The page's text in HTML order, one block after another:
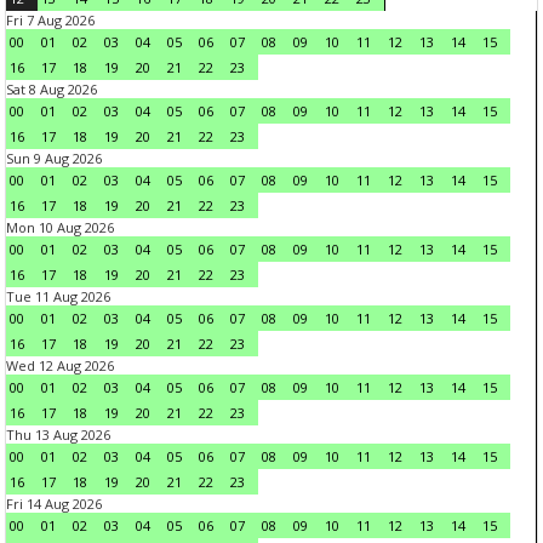
Fri 7 Aug 2026
00
01 02 03 04 05 06 07 08 09 10 11 12 13 14
15
16
17 18 19 20 21 22
23
Sat 8 Aug 2026
00
01 02 03 04 05 06 07 08 09 10 11 12 13 14
15
16
17 18 19 20 21 22
23
Sun 9 Aug 2026
00
01 02 03 04 05 06 07 08 09 10 11 12 13 14
15
16
17 18 19 20 21 22
23
Mon 10 Aug 2026
00
01 02 03 04 05 06 07 08 09 10 11 12 13 14
15
16
17 18 19 20 21 22
23
Tue 11 Aug 2026
00
01 02 03 04 05 06 07 08 09 10 11 12 13 14
15
16
17 18 19 20 21 22
23
Wed 12 Aug 2026
00
01 02 03 04 05 06 07 08 09 10 11 12 13 14
15
16
17 18 19 20 21 22
23
Thu 13 Aug 2026
00
01 02 03 04 05 06 07 08 09 10 11 12 13 14
15
16
17 18 19 20 21 22
23
Fri 14 Aug 2026
00
01 02 03 04 05 06 07 08 09 10 11 12 13 14
15